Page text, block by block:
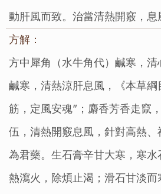
動肝風而致。治當清熱開竅，息
方解：
方中犀角（水牛角代）鹹寒，清
鹹寒，清熱涼肝息風，《本草綱
筋，定風安魂”；麝香芳香走竄
伍，清熱開竅息風，針對高熱
為君藥。生石膏辛甘大寒，寒
熱瀉火，除煩止渴；滑石甘淡